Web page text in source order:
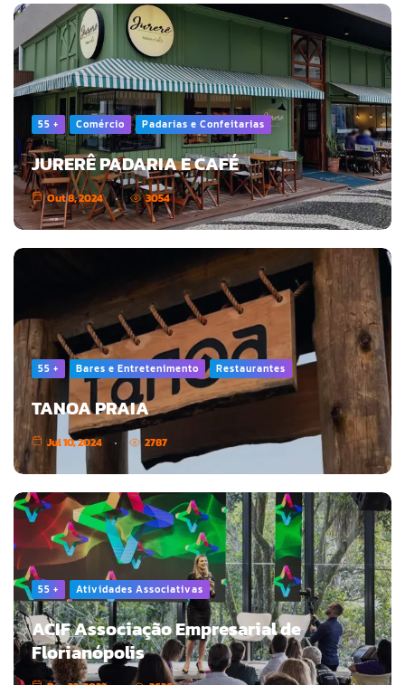
55 + Comércio Padarias e Confeitarias
JURERÊ PADARIA E CAFÉ
Out 8, 2024 3054
55 + Bares e Entretenimento Restaurantes
TANOA PRAIA
Jul 10, 2024 2787
55 + Atividades Associativas
ACIF Associação Empresarial de
Florianópolis